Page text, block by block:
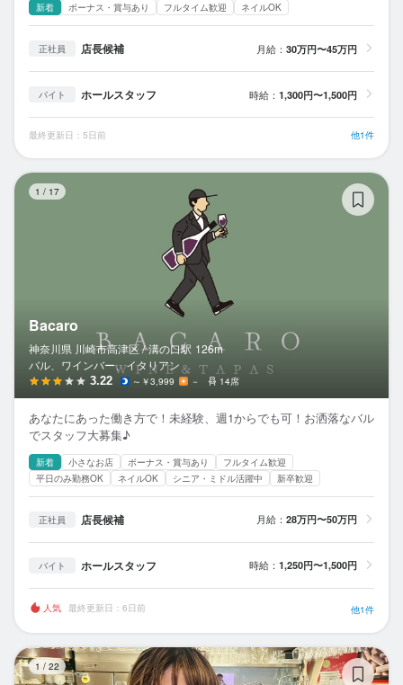
新着 ボーナス・賞与あり フルタイム歓迎 ネイルOK
正社員 店長候補 月給： 30万円〜45万円
バイト ホールスタッフ 時給： 1,300円〜1,500円
最終更新日：5日前 他1件
1 / 17
Bacaro
神奈川県 川崎市高津区 / 溝の口駅 126m
バル、ワインバー、イタリアン
3.22 ～￥3,999 － 14席
あなたにあった働き方で！未経験、週1からでも可！お洒落なバル
でスタッフ大募集♪
新着 小さなお店 ボーナス・賞与あり
フルタイム歓迎
平日のみ勤務OK
ネイルOK シニア・ミドル活躍中 新卒歓迎
正社員 店長候補 月給： 28万円〜50万円
バイト ホールスタッフ 時給： 1,250円〜1,500円
人気 最終更新日：6日前 他1件
1 / 22